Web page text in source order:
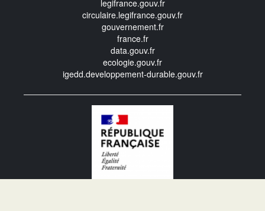
legifrance.gouv.fr
circulaire.legifrance.gouv.fr
gouvernement.fr
france.fr
data.gouv.fr
ecologie.gouv.fr
igedd.developpement-durable.gouv.fr